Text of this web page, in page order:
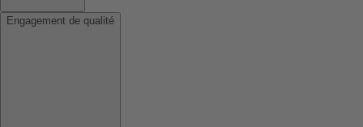
Engagement de qualité